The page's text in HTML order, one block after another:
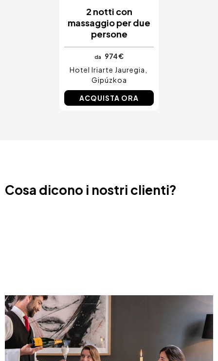
2 notti con
massaggio per due
persone
da
974 €
Hotel Iriarte Jauregia
Gipúzkoa
ACQUISTA ORA
Cosa dicono i nostri clienti?